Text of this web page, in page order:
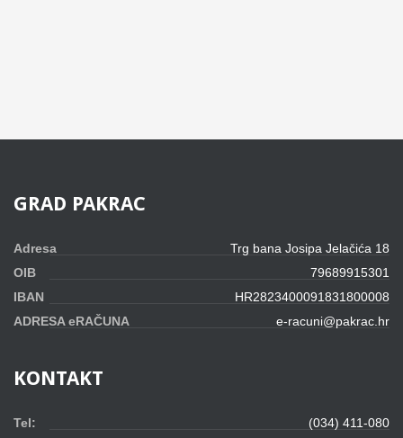
GRAD PAKRAC
Adresa
Trg bana Josipa Jelačića 18
OIB
79689915301
IBAN
HR2823400091831800008
ADRESA eRAČUNA
e-racuni@pakrac.hr
KONTAKT
Tel:
(034) 411-080